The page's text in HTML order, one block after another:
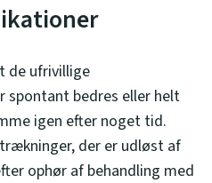
de ufrivillige
bedres eller helt
igen efter noget tid.
der er udløst af
ophør af behandling med